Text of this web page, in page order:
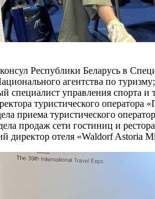
Республики Беларусь в
агентства по туризму;
специалист управления спорта и
туристического оператора
приема туристического
продаж сети гостиниц и
директор отеля «Waldorf Astoria